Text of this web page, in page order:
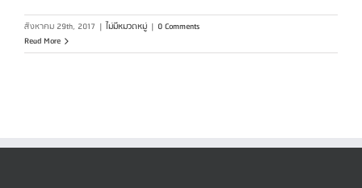
สิงหาคม 29th, 2017 | ไม่มีหมวดหมู่ | 0 Comments
Read More